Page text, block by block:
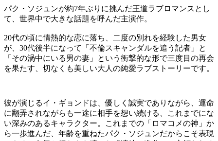
パク・ソジュンが約7年ぶりに挑んだ王道ラブロマンスとし
て、世界中で大きな話題を呼んだ主演作。
20代の頃に情熱的な恋に落ち、二度の別れを経験した男女
が、30代後半になって「不倫スキャンダルを追う記者」と
「その渦中にいる男の妻」という衝撃的な形で三度目の再会
を果たす、切なくも美しい大人の純愛ラブストーリーです。
彼が演じるイ・ギョンドは、優しく誠実でありながら、運命
に翻弄されながらも一途に相手を想い続ける、これまでにな
い深みのあるキャラクター。これまでの「ロマコメの神」か
ら一歩進んだ、年齢を重ねたパク・ソジュンだからこそ表現